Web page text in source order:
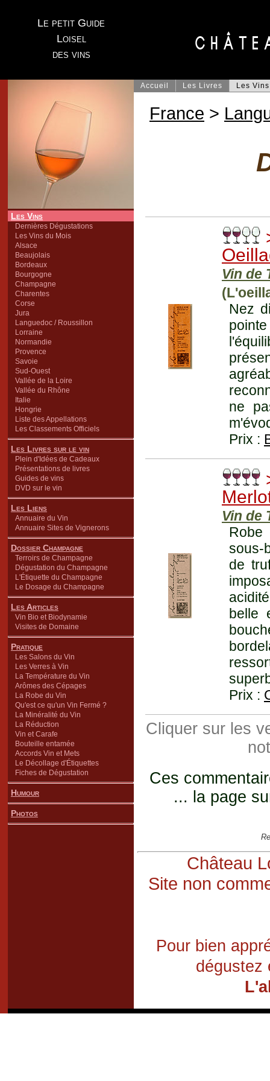
Le petit Guide
Loisel
des vins
Les Vins
Dernières Dégustations
Les Vins du Mois
Alsace
Beaujolais
Bordeaux
Bourgogne
Champagne
Charentes
Corse
Jura
Languedoc / Roussillon
Lorraine
Normandie
Provence
Savoie
Sud-Ouest
Vallée de la Loire
Vallée du Rhône
Italie
Hongrie
Liste des Appellations
Les Classements Officiels
Les Livres sur le vin
Plein d'Idées de Cadeaux
Présentations de livres
Guides de vins
DVD sur le vin
Les Liens
Annuaire du Vin
Annuaire Sites de Vignerons
Dossier Champagne
Terroirs de Champagne
Dégustation du Champagne
L'Étiquette du Champagne
Le Dosage du Champagne
Les Articles
Vin Bio et Biodynamie
Visites de Domaine
Pratique
Les Salons du Vin
Les Verres à Vin
La Température du Vin
Arômes des Cépages
La Robe du Vin
Qu'est ce qu'un Vin Fermé ?
La Minéralité du Vin
La Réduction
Vin et Carafe
Bouteille entamée
Accords Vin et Mets
Le Décollage d'Étiquettes
Fiches de Dégustation
Humour
Photos
Accueil Les Livres Les Vins
France >
Vin de
Nez
ne
Prix :
Vin de
Robe
sous-
de
belle
Prix :
Cliquer sur les
Ces
... la page
Château
Site non
Pour bien
dégustez